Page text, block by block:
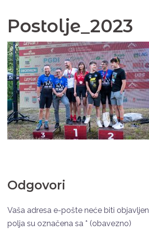
Postolje_2023
Odgovori
Vaša adresa e-pošte neće biti
polja su označena sa * (obavezno)